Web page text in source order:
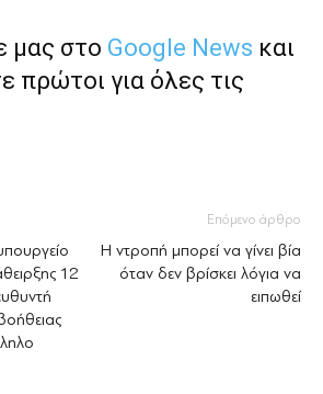
μας στο Google News και
πρώτοι για όλες τις
12
Επόμενο άρθρο
Η ντροπή μπορεί να γίνει βία
όταν δεν βρίσκει λόγια να
ειπωθεί